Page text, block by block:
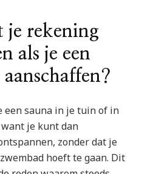
je rekening
als je een
een sauna in je tuin of in
je kunt dan
zonder dat je
hoeft te gaan. Dit